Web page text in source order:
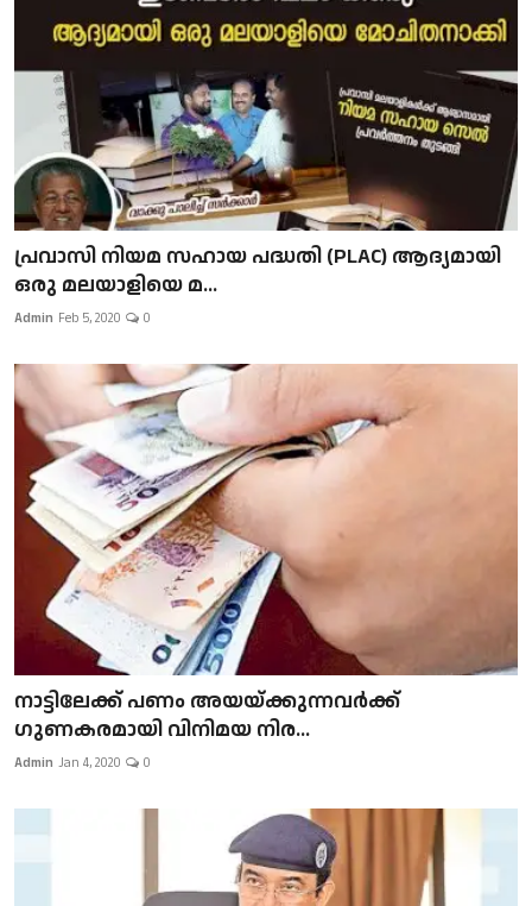
പ്രവാസി നിയമ സഹായ പദ്ധതി (PLAC) ആദ്യമായി
ഒരു മലയാളിയെ മ...
Admin Feb 5, 2020 0
നാട്ടിലേക്ക് പണം അയയ്ക്കുന്നവർക്ക്
ഗുണകരമായി വിനിമയ നിര...
Admin Jan 4, 2020 0